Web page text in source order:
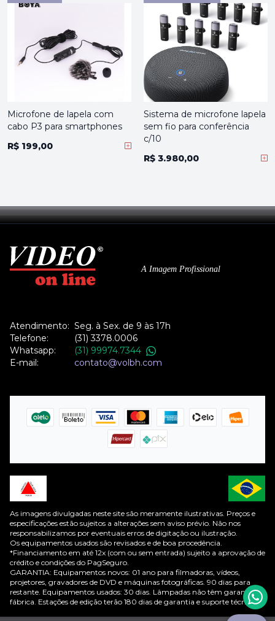
Microfone de lapela com
cabo P3 para smartphones
R$ 199,00
Sistema de microfone lapela
sem fio para conferência
c/10
R$ 3.980,00
A Imagem Profissional
Atendimento: Seg. à Sex. de 9 às 17h
Telefone:
(31) 3378.0006
Whatsapp:
(31) 99974.7344
E-mail:
contato@volbh.com
As imagens divulgadas neste site são meramente ilustrativas. Preços e
especificações estão sujeitos a alterações sem aviso prévio. Não nos
responsabilizamos por eventuais erros de digitação ou ilustração.
Os equipamentos usados são revisados e de boa procedência.
*Financiamento em até 12x (com ou sem entrada) sujeito a aprovação de
crédito e condições do PagSeguro.
GARANTIA: Equipamentos novos: 01 ano para filmadoras, vídeos,
projetores, gravadores de DVD e máquinas fotográficas. 90 dias para
restante. Equipamentos usados: 30 dias. Lâmpadas não têm garantia de
fábrica. Estações de edição terão 180 dias de garantia e suporte técnico.